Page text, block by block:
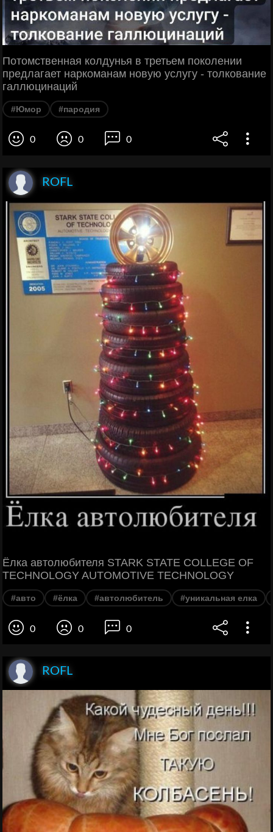
Потомственная колдунья в третьем поколении
предлагает наркоманам новую услугу - толкование
галлюцинаций
#Юмор #пародия
0 0 0
ROFL
Ёлка автолюбителя STARK STATE COLLEGE OF
TECHNOLOGY AUTOMOTIVE TECHNOLOGY
#авто #ёлка #автолюбитель #уникальная елка
0 0 0
ROFL